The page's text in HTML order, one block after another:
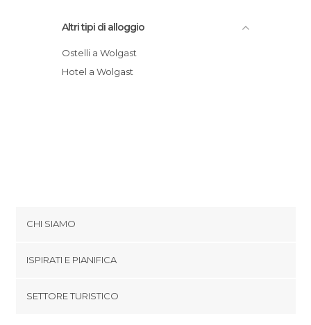
Altri tipi di alloggio
Ostelli a Wolgast
Hotel a Wolgast
CHI SIAMO
Termini e Condizioni
ISPIRATI E PIANIFICA
SETTORE TURISTICO